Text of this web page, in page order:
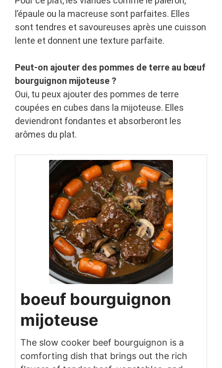
l’épaule ou la macreuse sont parfaites. Elles
sont tendres et savoureuses après une cuisson
lente et donnent une texture parfaite.
Peut-on ajouter des pommes de terre au bœuf
bourguignon mijoteuse ?
Oui, tu peux ajouter des pommes de terre
coupées en cubes dans la mijoteuse. Elles
deviendront fondantes et absorberont les
arômes du plat.
boeuf bourguignon
mijoteuse
The slow cooker beef bourguignon is a
comforting dish that brings out the rich